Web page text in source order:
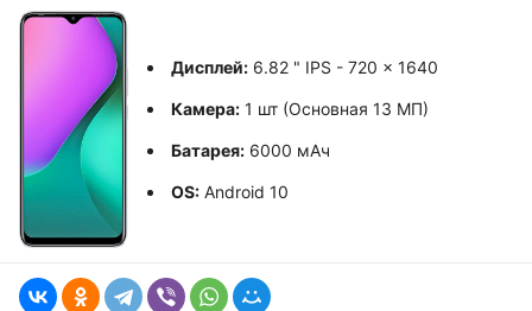
Дисплей:6.82 " IPS - 720 x 1640
Камера:1 шт (Основная 13 МП)
Батарея:6000 мАч
OS:Android 10